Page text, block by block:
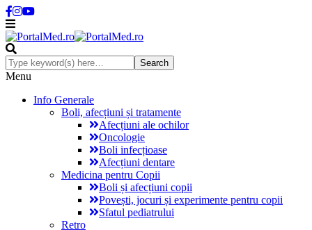
Menu
Info Generale
Boli, afecțiuni și tratamente
Afecțiuni ale ochilor
Oncologie
Boli infecțioase
Afecțiuni dentare
Medicina pentru Copii
Boli și afecțiuni copii
Povești, jocuri și experimente pentru copii
Sfatul pediatrului
Retro